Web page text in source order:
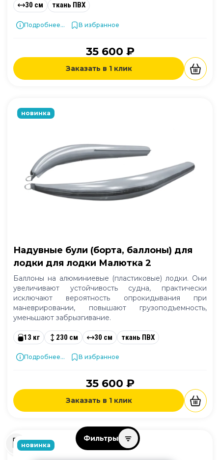
Фильтры
30 см ткань ПВХ
Подробнее... В избранное
35 600 ₽
Заказать в 1 клик
новинка
Надувные були (борта, баллоны) для
лодки для лодки Малютка 2
Баллоны на алюминиевые (пластиковые) лодки. Они
увеличивают устойчивость судна, практически
исключают вероятность опрокидывания при
маневрировании, повышают грузоподъемность,
уменьшают забрызгивание.
13 кг 230 см 30 см ткань ПВХ
Подробнее... В избранное
35 600 ₽
Заказать в 1 клик
новинка